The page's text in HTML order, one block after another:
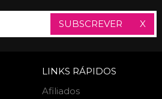
SUBSCREVER X
LINKS RÁPIDOS
Afiliados